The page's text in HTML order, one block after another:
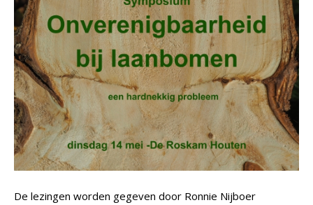
De lezingen worden gegeven door Ronnie Nijboer